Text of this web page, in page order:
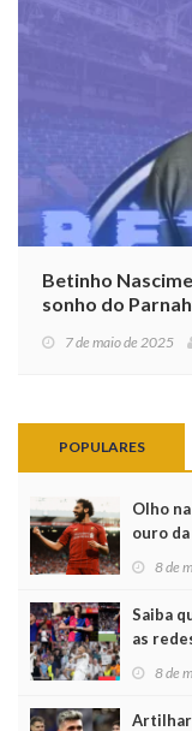
Betinho
sonho do
7 de maio de 2025
POPULARES
Olho
ouro
8 de
Saiba
as
8 de